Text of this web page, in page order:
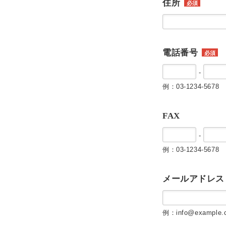
住所 必須
電話番号 必須
-
例：03-1234-5678
FAX
-
例：03-1234-5678
メールアドレス
例：